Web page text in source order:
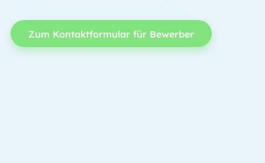
Zum Kontaktformular für Bewerber